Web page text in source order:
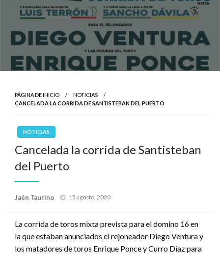
PÁGINA DE INICIO
NOTICIAS
CANCELADA LA CORRIDA DE SANTISTEBAN DEL PUERTO
NOTICIAS
Cancelada la corrida de Santisteban
del Puerto
Jaén Taurino
Publicado
15 agosto, 2020
La corrida de toros mixta prevista para el domino 16 en
la que estaban anunciados el rejoneador Diego Ventura y
los matadores de toros Enrique Ponce y Curro Díaz para